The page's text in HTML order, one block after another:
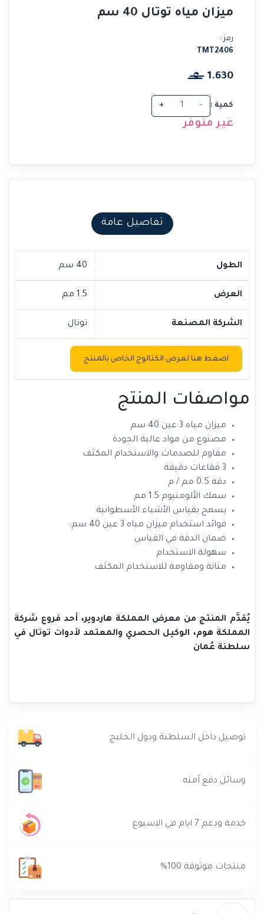
ميزان مياه توتال 40 سم
رمز :
TMT2406
1.630
كمية : -
+
غير متوفر
تفاصيل عامة
الطول 40 سم
العرض 1.5 مم
الشركة المصنعة توتال
اضغط هنا لعرض الكتالوج الخاص بالمنتج
مواصفات المنتج
ميزان مياه 3 عين 40 سم
مصنوع من مواد عالية الجودة
مقاوم للصدمات والاستخدام المكثف
3 فقاعات دقيقة
دقة 0.5 مم / م
سمك الألومنيوم 1.5 مم
يسمح بقياس الأشياء الأسطوانية
فوائد استخدام ميزان مياه 3 عين 40 سم:
ضمان الدقة في القياس
سهولة الاستخدام
متانة ومقاومة للاستخدام المكثف
يُقدَّم المنتج من معرض المملكة هاردوير، أحد فروع شركة
المملكة هوم، الوكيل الحصري والمعتمد لأدوات توتال في
سلطنة عُمان
توصيل داخل السلطنة ودول الخليج
وسائل دفع آمنه
خدمة ودعم 7 ايام في الاسبوع
منتجات موثوقة 100%